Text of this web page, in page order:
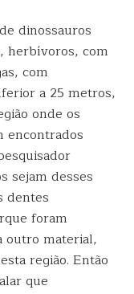
dinossauros
herbívoros, com
com
a 25 metros,
onde os
encontrados
sejam desses
dentes
foram
outro material,
região. Então
que